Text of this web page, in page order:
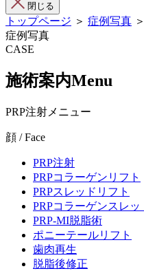
閉じる
トップページ ＞ 症例写真
症例写真
CASE
施術案内Menu
PRP注射メニュー
顔 / Face
PRP注射
PRPコラーゲンリフト
PRPスレッドリフト
PRPコラーゲンスレッ
PRP-MI脱脂術
ポニーテールリフト
歯肉再生
脱脂後修正